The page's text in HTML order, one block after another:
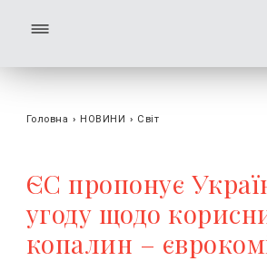
Головна › НОВИНИ › Світ
ЄС пропонує
угоду щодо
копалин –